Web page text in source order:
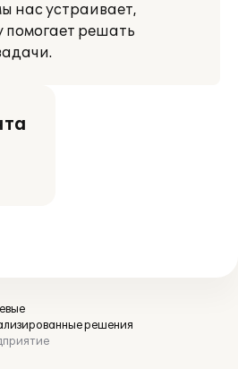
нас устраивает,
помогает решать
решения